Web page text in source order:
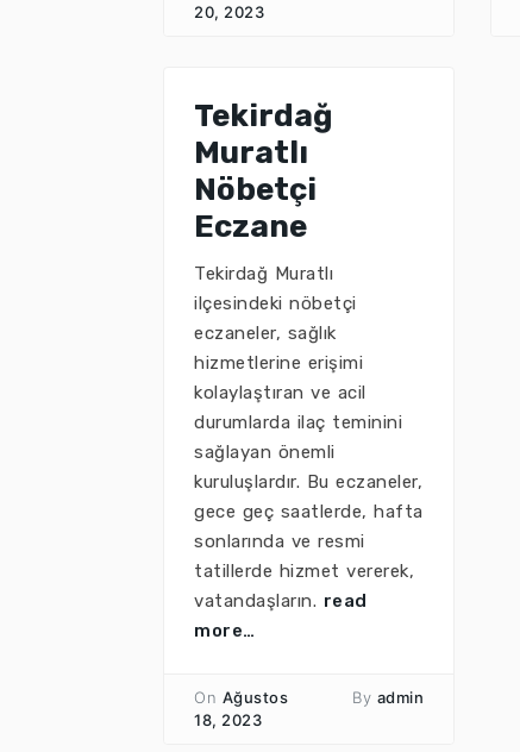
20, 2023
Tekirdağ
Muratlı
Nöbetçi
Eczane
Tekirdağ Muratlı
ilçesindeki nöbetçi
eczaneler, sağlık
hizmetlerine erişimi
kolaylaştıran ve acil
durumlarda ilaç teminini
sağlayan önemli
kuruluşlardır. Bu eczaneler,
gece geç saatlerde, hafta
sonlarında ve resmi
tatillerde hizmet vererek,
vatandaşların. read
more…
On Ağustos
18, 2023
By admin